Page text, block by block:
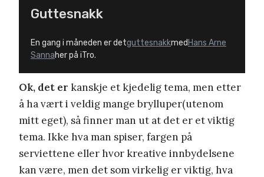
Guttesnakk
En gang i måneden er detguttesnakkmed Hans Arne
Sannaher på iTro.
Ok, det er kanskje et kjedelig tema, men etter
å ha vært i veldig mange brylluper(utenom
mitt eget), så finner man ut at det er et viktig
tema. Ikke hva man spiser, fargen på
serviettene eller hvor kreative innbydelsene
kan være, men det som virkelig er viktig, hva